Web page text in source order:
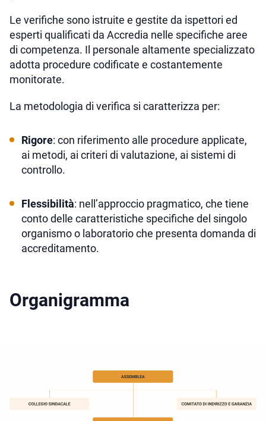
Le verifiche sono istruite e gestite da ispettori ed
esperti qualificati da Accredia nelle specifiche aree
di competenza. Il personale altamente specializzato
adotta procedure codificate e costantemente
monitorate.
La metodologia di verifica si caratterizza per:
Rigore: con riferimento alle procedure applicate,
ai metodi, ai criteri di valutazione, ai sistemi di
controllo.
Flessibilità: nell’approccio pragmatico, che tiene
conto delle caratteristiche specifiche del singolo
organismo o laboratorio che presenta domanda di
accreditamento.
Organigramma